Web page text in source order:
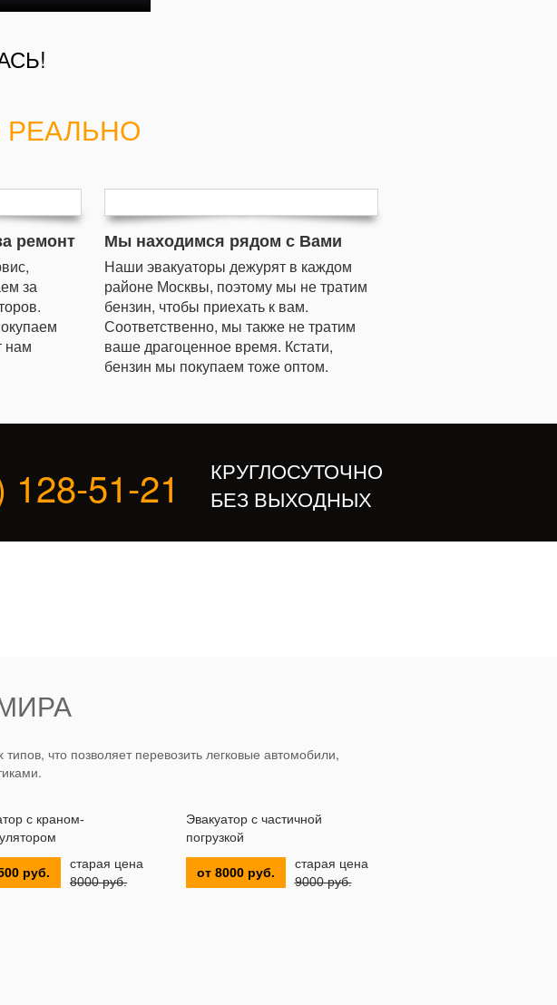
РЕАЛЬНО
ремонт
за
нам
Мы находимся рядом с Вами
Наши эвакуаторы дежурят в каждом
районе Москвы, поэтому мы не тратим
бензин, чтобы приехать к вам.
Соответственно, мы также не тратим
ваше драгоценное время. Кстати,
бензин мы покупаем тоже оптом.
128-51-21
КРУГЛОСУТОЧНО
БЕЗ ВЫХОДНЫХ
что позволяет перевозить легковые автомобили,
с краном-
руб.
старая цена
8000 руб.
Эвакуатор с частичной
погрузкой
от 8000 руб.
старая цена
9000 руб.